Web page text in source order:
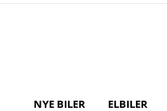
NYE BILER ELBILER